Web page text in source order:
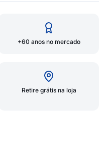
+60 anos no mercado
Retire grátis na loja